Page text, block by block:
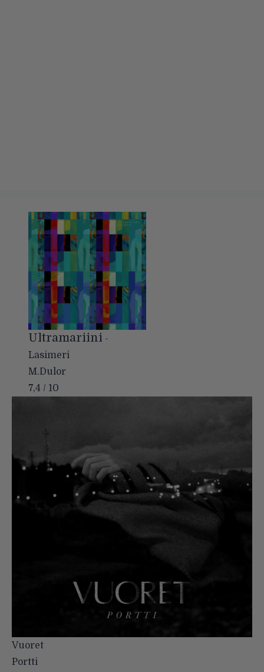
Ultramariini -
Lasimeri
M.Dulor
7,4 / 10
Vuoret
Portti